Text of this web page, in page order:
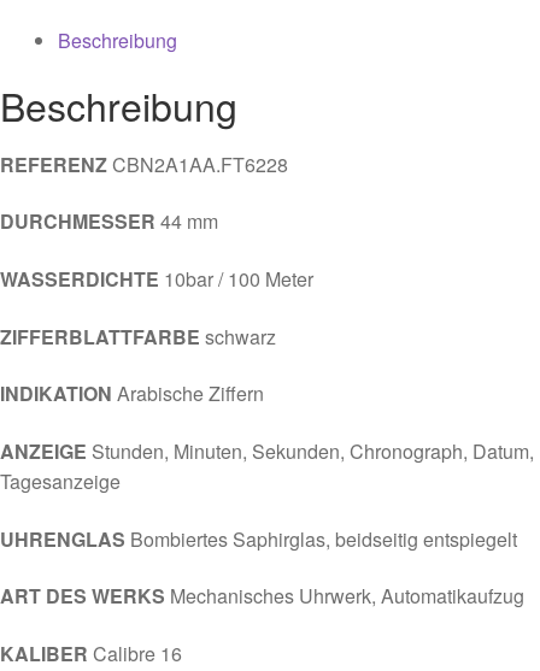
Carrera
Menge
Beschreibung
Beschreibung
REFERENZCBN2A1AA.FT6228
DURCHMESSER 44 mm
WASSERDICHTE 10bar / 100 Meter
ZIFFERBLATTFARBE schwarz
INDIKATION Arabische Ziffern
ANZEIGE Stunden, Minuten, Sekunden, Chronograph, Datum,
Tagesanzeige
UHRENGLAS Bombiertes Saphirglas, beidseitig entspiegelt
ART DES WERKS Mechanisches Uhrwerk, Automatikaufzug
KALIBER Calibre 16